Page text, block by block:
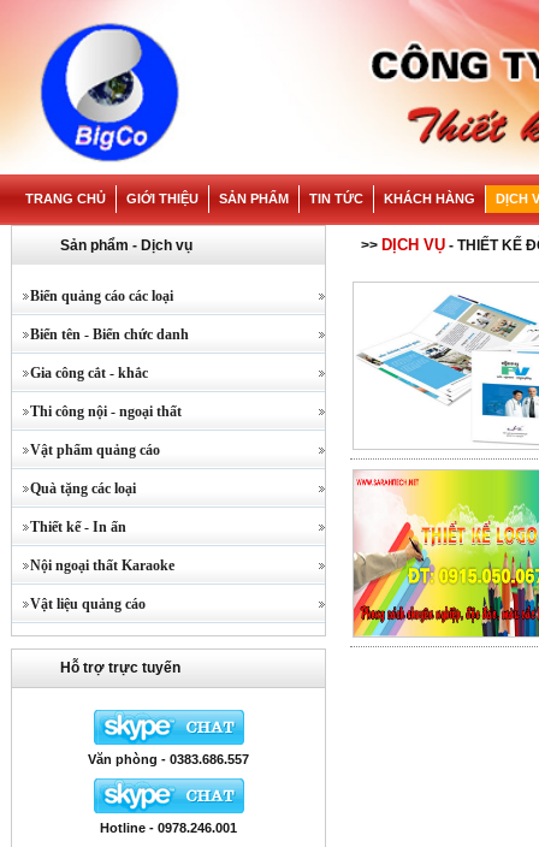
TRANG CHỦ GIỚI THIỆU SẢN PHẨM TIN TỨC KHÁCH HÀNG DỊCH
Sản phẩm - Dịch vụ
Biển quảng cáo các loại
Biển tên - Biển chức danh
Gia công cắt - khắc
Thi công nội - ngoại thất
Vật phẩm quảng cáo
Quà tặng các loại
Thiết kế - In ấn
Nội ngoại thất Karaoke
Vật liệu quảng cáo
Hỗ trợ trực tuyến
Văn phòng - 0383.686.557
Hotline - 0978.246.001
>> DỊCH VỤ - THIẾT KẾ